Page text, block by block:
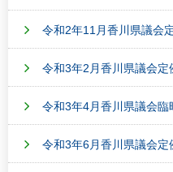
令和2年11月香川県議会
令和3年2月香川県議会
令和3年4月香川県議会
令和3年6月香川県議会